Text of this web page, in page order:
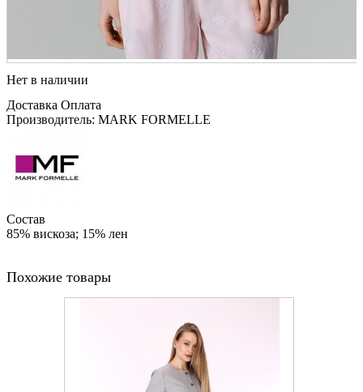
Нет в наличии
Доставка Оплата
Производитель: MARK FORMELLE
Состав
85% вискоза; 15% лен
Похожие товары